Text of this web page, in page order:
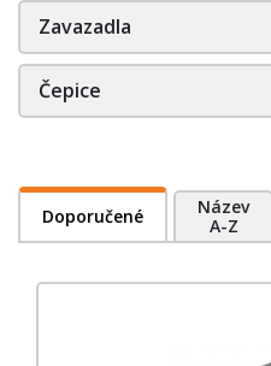
Zavazadla
Čepice
Doporučené
Název
A-Z